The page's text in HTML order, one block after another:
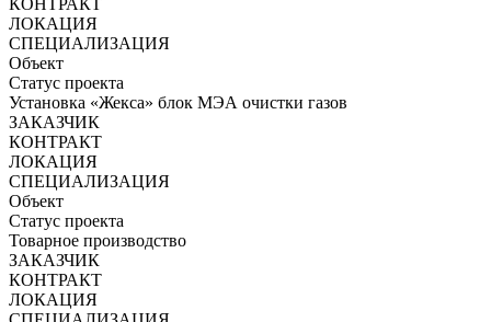
ЛОКАЦИЯ
СПЕЦИАЛИЗАЦИЯ
Объект
Статус проекта
Установка «Жекса» блок МЭА очистки газов
ЗАКАЗЧИК
КОНТРАКТ
ЛОКАЦИЯ
СПЕЦИАЛИЗАЦИЯ
Объект
Статус проекта
Товарное производство
ЗАКАЗЧИК
КОНТРАКТ
ЛОКАЦИЯ